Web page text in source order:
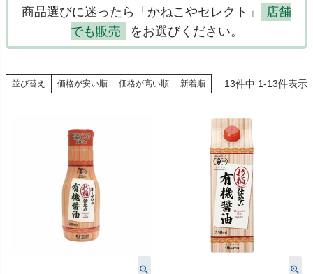
商品選びに迷ったら「かねこやセレクト」
店舗
でも販売
をお選びください。
並び替え 価格が安い順 価格が高い順 新着順 13件中 1-13件表示